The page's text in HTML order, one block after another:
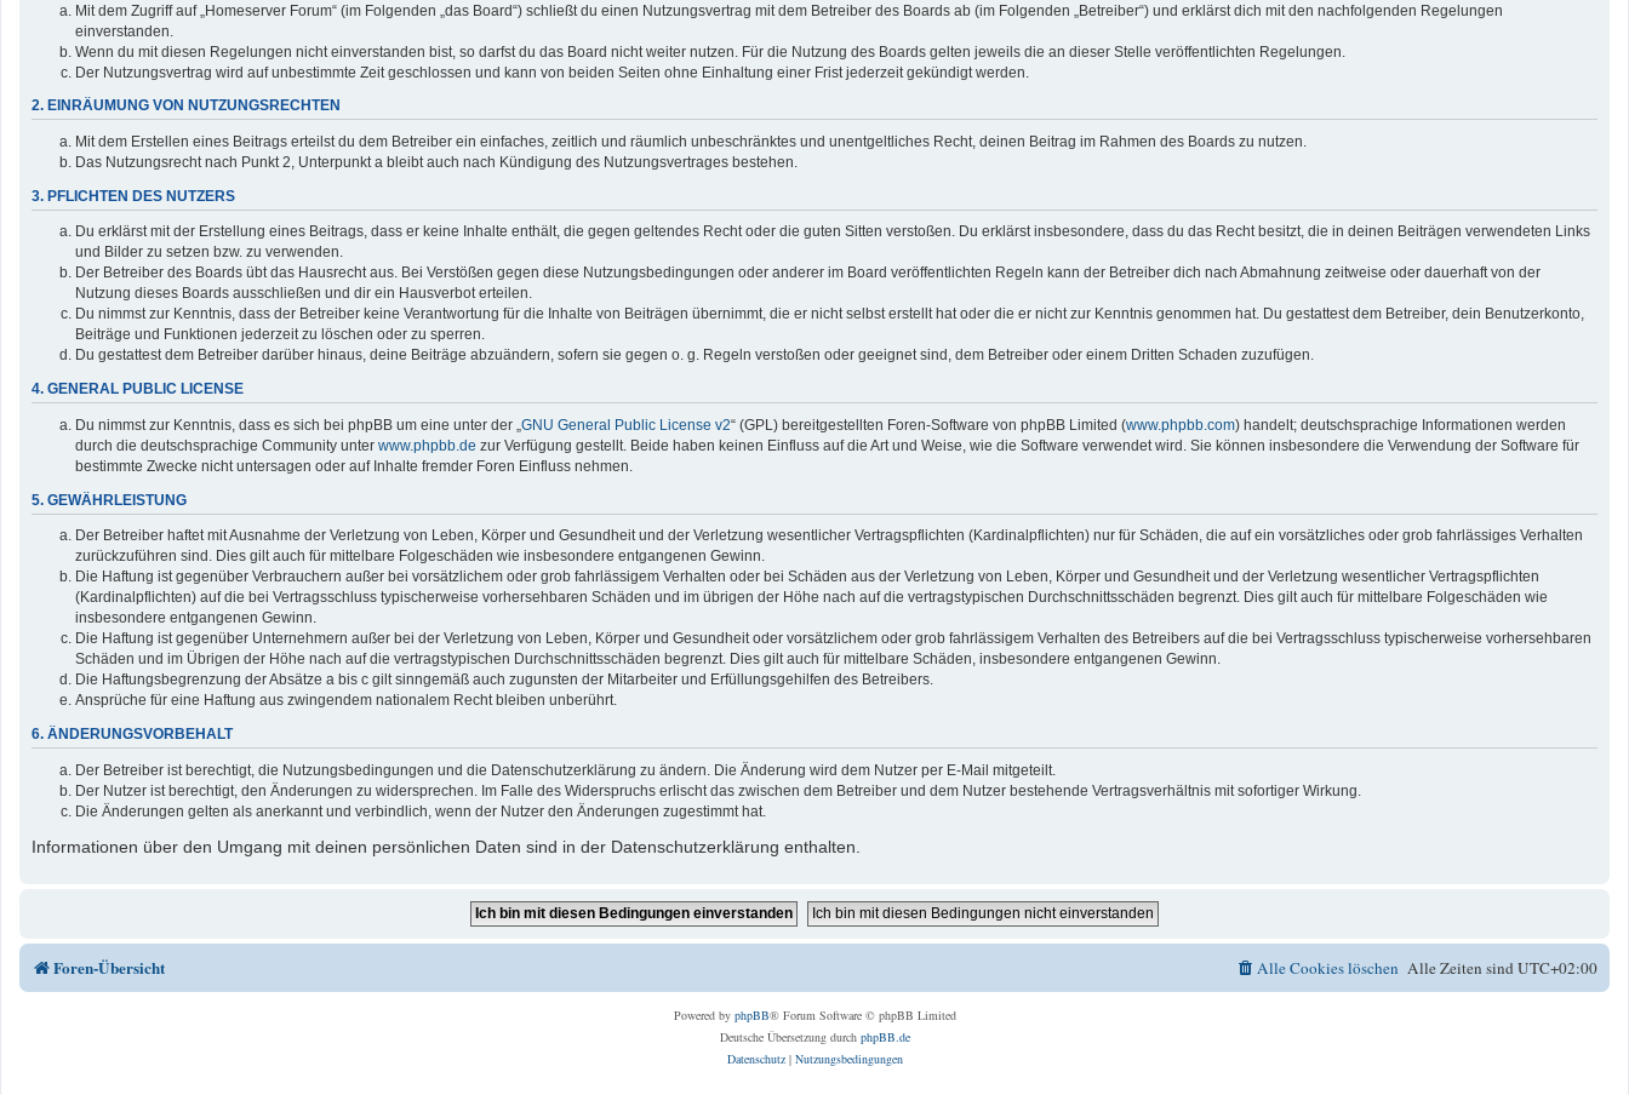
Mit dem Zugriff auf „Homeserver Forum“ (im Folgenden „das Board“) schließt du einen Nutzungsvertrag mit dem Betreiber des Boards ab (im Folgenden „Betreiber“) und erklärst dich mit den nachfolgenden Regelungen
einverstanden.
Wenn du mit diesen Regelungen nicht einverstanden bist, so darfst du das Board nicht weiter nutzen. Für die Nutzung des Boards gelten jeweils die an dieser Stelle veröffentlichten Regelungen.
Der Nutzungsvertrag wird auf unbestimmte Zeit geschlossen und kann von beiden Seiten ohne Einhaltung einer Frist jederzeit gekündigt werden.
2. EINRÄUMUNG VON NUTZUNGSRECHTEN
Mit dem Erstellen eines Beitrags erteilst du dem Betreiber ein einfaches, zeitlich und räumlich unbeschränktes und unentgeltliches Recht, deinen Beitrag im Rahmen des Boards zu nutzen.
Das Nutzungsrecht nach Punkt 2, Unterpunkt a bleibt auch nach Kündigung des Nutzungsvertrages bestehen.
3. PFLICHTEN DES NUTZERS
Du erklärst mit der Erstellung eines Beitrags, dass er keine Inhalte enthält, die gegen geltendes Recht oder die guten Sitten verstoßen. Du erklärst insbesondere, dass du das Recht besitzt, die in deinen Beiträgen verwendeten Links
und Bilder zu setzen bzw. zu verwenden.
Der Betreiber des Boards übt das Hausrecht aus. Bei Verstößen gegen diese Nutzungsbedingungen oder anderer im Board veröffentlichten Regeln kann der Betreiber dich nach Abmahnung zeitweise oder dauerhaft von der
Nutzung dieses Boards ausschließen und dir ein Hausverbot erteilen.
Du nimmst zur Kenntnis, dass der Betreiber keine Verantwortung für die Inhalte von Beiträgen übernimmt, die er nicht selbst erstellt hat oder die er nicht zur Kenntnis genommen hat. Du gestattest dem Betreiber, dein Benutzerkonto,
Beiträge und Funktionen jederzeit zu löschen oder zu sperren.
Du gestattest dem Betreiber darüber hinaus, deine Beiträge abzuändern, sofern sie gegen o. g. Regeln verstoßen oder geeignet sind, dem Betreiber oder einem Dritten Schaden zuzufügen.
4. GENERAL PUBLIC LICENSE
Du nimmst zur Kenntnis, dass es sich bei phpBB um eine unter der „ GNU General Public License v2“ (GPL) bereitgestellten Foren-Software von phpBB Limited (www.phpbb.com) handelt; deutschsprachige Informationen werden
durch die deutschsprachige Community unter www.phpbb.de zur Verfügung gestellt. Beide haben keinen Einfluss auf die Art und Weise, wie die Software verwendet wird. Sie können insbesondere die Verwendung der Software für
bestimmte Zwecke nicht untersagen oder auf Inhalte fremder Foren Einfluss nehmen.
5. GEWÄHRLEISTUNG
Der Betreiber haftet mit Ausnahme der Verletzung von Leben, Körper und Gesundheit und der Verletzung wesentlicher Vertragspflichten (Kardinalpflichten) nur für Schäden, die auf ein vorsätzliches oder grob fahrlässiges Verhalten
zurückzuführen sind. Dies gilt auch für mittelbare Folgeschäden wie insbesondere entgangenen Gewinn.
Die Haftung ist gegenüber Verbrauchern außer bei vorsätzlichem oder grob fahrlässigem Verhalten oder bei Schäden aus der Verletzung von Leben, Körper und Gesundheit und der Verletzung wesentlicher Vertragspflichten
(Kardinalpflichten) auf die bei Vertragsschluss typischerweise vorhersehbaren Schäden und im übrigen der Höhe nach auf die vertragstypischen Durchschnittsschäden begrenzt. Dies gilt auch für mittelbare Folgeschäden wie
insbesondere entgangenen Gewinn.
Die Haftung ist gegenüber Unternehmern außer bei der Verletzung von Leben, Körper und Gesundheit oder vorsätzlichem oder grob fahrlässigem Verhalten des Betreibers auf die bei Vertragsschluss typischerweise vorhersehbaren
Schäden und im Übrigen der Höhe nach auf die vertragstypischen Durchschnittsschäden begrenzt. Dies gilt auch für mittelbare Schäden, insbesondere entgangenen Gewinn.
Die Haftungsbegrenzung der Absätze a bis c gilt sinngemäß auch zugunsten der Mitarbeiter und Erfüllungsgehilfen des Betreibers.
Ansprüche für eine Haftung aus zwingendem nationalem Recht bleiben unberührt.
6. ÄNDERUNGSVORBEHALT
Der Betreiber ist berechtigt, die Nutzungsbedingungen und die Datenschutzerklärung zu ändern. Die Änderung wird dem Nutzer per E-Mail mitgeteilt.
Der Nutzer ist berechtigt, den Änderungen zu widersprechen. Im Falle des Widerspruchs erlischt das zwischen dem Betreiber und dem Nutzer bestehende Vertragsverhältnis mit sofortiger Wirkung.
Die Änderungen gelten als anerkannt und verbindlich, wenn der Nutzer den Änderungen zugestimmt hat.
Informationen über den Umgang mit deinen persönlichen Daten sind in der Datenschutzerklärung enthalten.
Foren-Übersicht Alle Zeiten sindUTC+02:00
Alle Cookies löschen
Powered by phpBB® Forum Software © phpBB Limited
Deutsche Übersetzung durch phpBB.de
Datenschutz| Nutzungsbedingungen